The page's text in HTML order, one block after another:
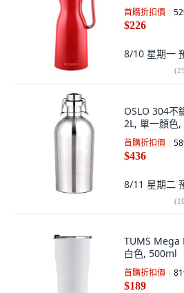
首購折扣價 52
$226
8/10 星期一
(25
OSLO 304不
2L, 單一顏色,
首購折扣價 58
$436
8/11 星期二
(19
TUMS Mega
白色, 500ml
首購折扣價 81
$189